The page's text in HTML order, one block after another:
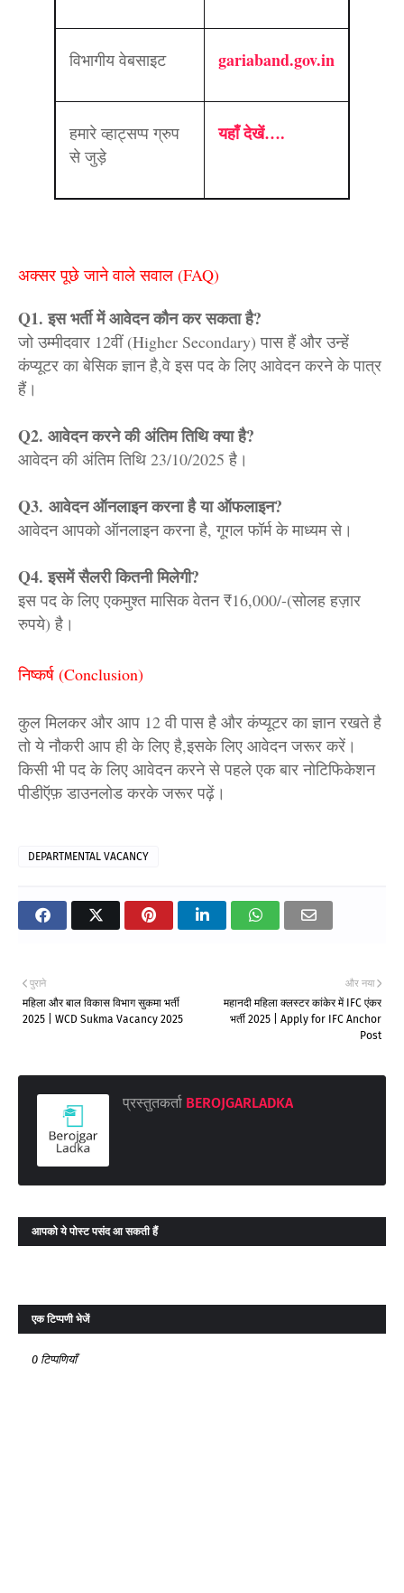
विभागीय वेबसाइट gariaband.gov.in
हमारे व्हाट्सप्प ग्रुप
से जुड़े
यहाँ देखें….
अक्सर पूछे जाने वाले सवाल (FAQ)
Q1. इस भर्ती में आवेदन कौन कर सकता है?
जो उम्मीदवार 12वीं (Higher Secondary) पास हैं और उन्हें
कंप्यूटर का बेसिक ज्ञान है,वे इस पद के लिए आवेदन करने के पात्र
हैं।
Q2. आवेदन करने की अंतिम तिथि क्या है?
आवेदन की अंतिम तिथि 23/10/2025 है।
Q3. आवेदन ऑनलाइन करना है या ऑफलाइन?
आवेदन आपको ऑनलाइन करना है, गूगल फॉर्म के माध्यम से।
Q4. इसमें सैलरी कितनी मिलेगी?
इस पद के लिए एकमुश्त मासिक वेतन ₹16,000/-(सोलह हज़ार
रुपये) है।
निष्कर्ष (Conclusion)
कुल मिलकर और आप 12 वी पास है और कंप्यूटर का ज्ञान रखते है
तो ये नौकरी आप ही के लिए है,इसके लिए आवेदन जरूर करें।
किसी भी पद के लिए आवेदन करने से पहले एक बार नोटिफिकेशन
पीडीऍफ़ डाउनलोड करके जरूर पढ़ें।
DEPARTMENTAL VACANCY
और नया
महानदी महिला क्लस्टर कांकेर में IFC एंकर
भर्ती 2025 | Apply for IFC Anchor
Post
पुराने
महिला और बाल विकास विभाग सुकमा भर्ती
2025 | WCD Sukma Vacancy 2025
प्रस्तुतकर्ता BEROJGARLADKA
आपको ये पोस्ट पसंद आ सकती हैं
एक टिप्पणी भेजें
0 टिप्पणियाँ